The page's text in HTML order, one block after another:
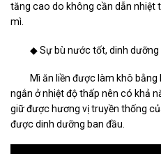
tăng cao do không cần dẫn nhiệt
mì.
◆ Sự bù nước tốt, dinh dưỡng
Mì ăn liền được làm khô bằng
ngắn ở nhiệt độ thấp nên có khả
giữ được hương vị truyền thống
được dinh dưỡng ban đầu.